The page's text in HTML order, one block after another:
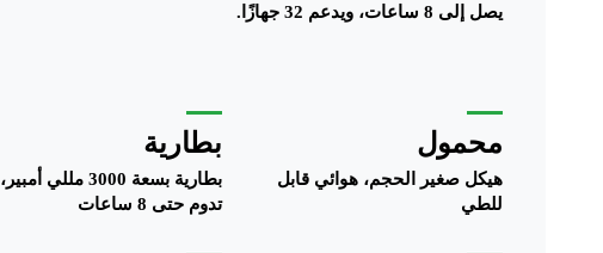
يصل إلى 8 ساعات، ويدعم 32 جهازًا.
محمول
هيكل صغير الحجم، هوائي قابل
للطي
بطارية
بطارية بسعة 3000 مللي أمبير،
تدوم حتى 8 ساعات